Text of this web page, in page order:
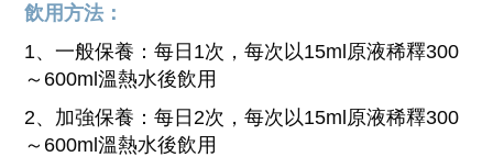
飲用方法：
1、 一般保養：每日1次，每次以15ml原液稀釋300
～600ml溫熱水後飲用
2、 加強保養：每日2次，每次以15ml原液稀釋300
～600ml溫熱水後飲用